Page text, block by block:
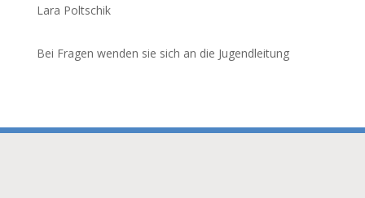
Lara Poltschik
Bei Fragen wenden sie sich an die Jugendleitung